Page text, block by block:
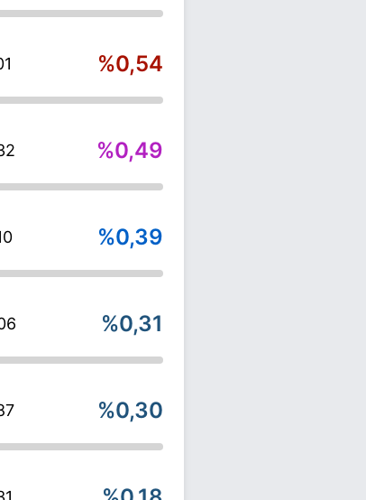
%0,54
%0,49
%0,39
%0,31
%0,30